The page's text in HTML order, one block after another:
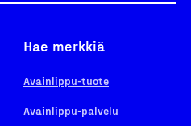
Hae merkkiä
Avainlippu-tuote
Avainlippu-palvelu